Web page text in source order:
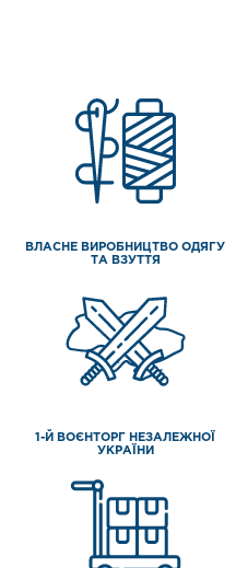
ВЛАСНЕ ВИРОБНИЦТВО ОДЯГУ
ТА ВЗУТТЯ
1-Й ВОЄНТОРГ НЕЗАЛЕЖНОЇ
УКРАЇНИ